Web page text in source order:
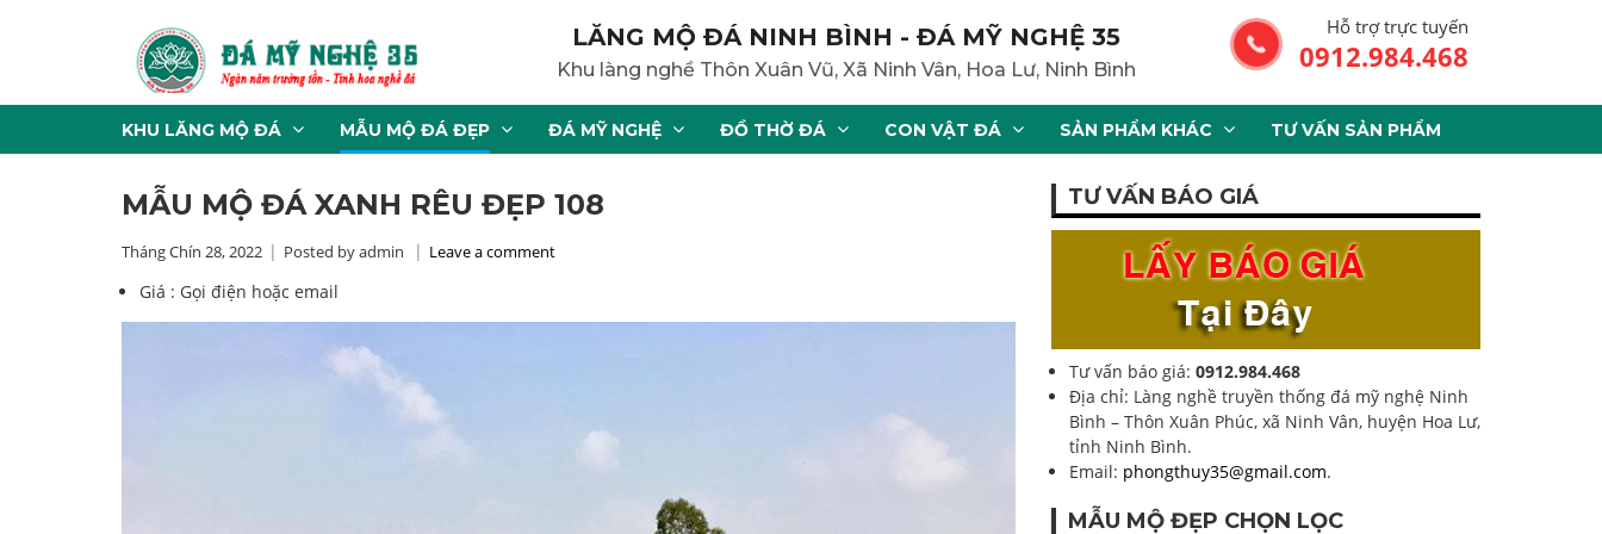
LĂNG MỘ ĐÁ NINH BÌNH - ĐÁ MỸ NGHỆ 35
Khu làng nghề Thôn Xuân Vũ, Xã Ninh Vân, Hoa Lư, Ninh Bình
Hỗ trợ trực tuyến
0912.984.468
KHU LĂNG MỘ ĐÁ MẪU MỘ ĐÁ ĐẸP ĐÁ MỸ NGHỆ ĐỒ THỜ ĐÁ CON VẬT ĐÁ SẢN PHẨM KHÁC TƯ VẤN SẢN PHẨM
MẪU MỘ ĐÁ XANH RÊU ĐẸP 108
Tháng Chín 28, 2022 Posted by admin Leave a comment
Giá : Gọi điện hoặc email
TƯ VẤN BÁO GIÁ
Tư vấn báo giá: 0912.984.468
Địa chỉ: Làng nghề truyền thống đá mỹ nghệ Ninh
Bình – Thôn Xuân Phúc, xã Ninh Vân, huyện Hoa Lư,
tỉnh Ninh Bình.
Email: phongthuy35@gmail.com.
MẪU MỘ ĐẸP CHỌN LỌC